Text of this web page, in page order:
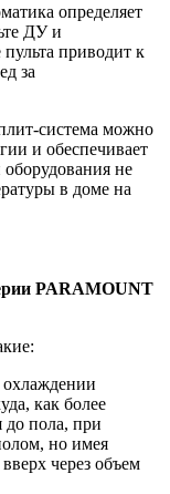
определяет
ДУ и
приводит к
за
система можно
и обеспечивает
не
в доме на
PARAMOUNT
охлаждении
как более
до пола, при
но имея
через объем